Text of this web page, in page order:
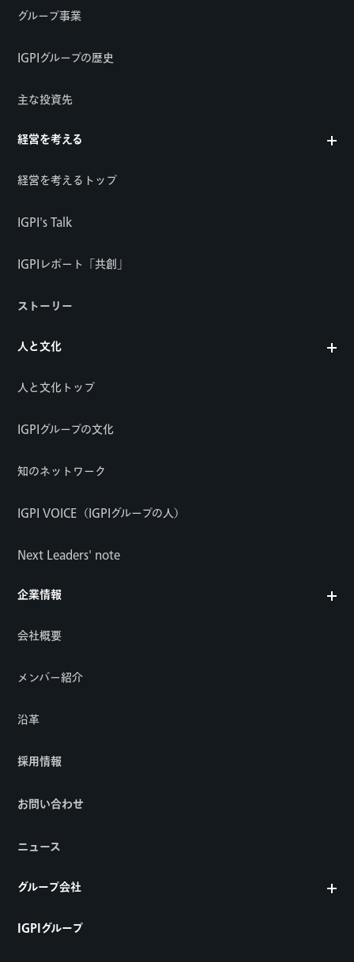
グループ事業
IGPIグループの歴史
主な投資先
経営を考える
経営を考えるトップ
IGPI's Talk
IGPIレポート「共創」
ストーリー
人と文化
人と文化トップ
IGPIグループの文化
知のネットワーク
IGPI VOICE（IGPIグループの人）
Next Leaders' note
企業情報
会社概要
メンバー紹介
沿革
採用情報
お問い合わせ
ニュース
グループ会社
IGPIグループ